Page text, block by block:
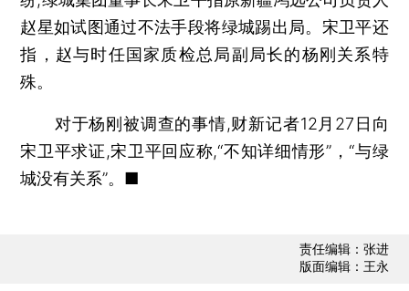
赵星如试图通过不法手段将绿城踢出局。宋卫平还
指，赵与时任国家质检总局副局长的杨刚关系特
殊。
对于杨刚被调查的事情,财新记者12月27日向
宋卫平求证,宋卫平回应称,“不知详细情形”，“与绿
城没有关系”。■
责任编辑：张进
版面编辑：王永